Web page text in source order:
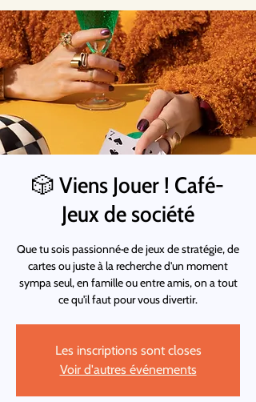
🎲 Viens Jouer ! Café-
Jeux de société
Que tu sois passionné·e de jeux de stratégie, de
cartes ou juste à la recherche d'un moment
sympa seul, en famille ou entre amis, on a tout
ce qu'il faut pour vous divertir.
Les inscriptions sont closes
Voir d'autres événements